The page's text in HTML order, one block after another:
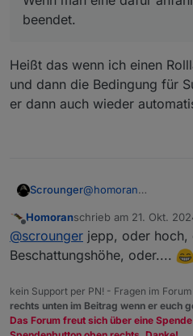
beendet.
Heißt das wenn ich einen
und dann die Bedingung für
er dann auch wieder
Scrounger@homoran
shame on me ;-)
@homoransagte in
das gilt für alle
bekannt sind.
Wenn man eine
Heißt das wenn ich
Homoranschrieb am 21. Okt.
zuletzt editiert von
@scrounger jepp, oder hoch,
Beschattungshöhe, oder....
kein Support per PN! - Fragen im
rechts unten im Beitrag wenn er euch
Das Forum freut sich über eine